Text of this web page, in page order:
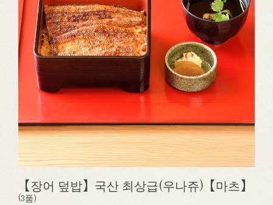
【장어 덮밥】국산 최상급(우나쥬)【마츠】
(3품)